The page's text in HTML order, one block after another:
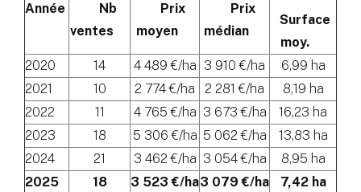
Année
Nb
ventes
Prix
moyen
Prix
médian
Surface
moy.
2020
14 4 489 €/ha 3 910 €/ha
6,99 ha
2021
10 2 774 €/ha 2 281 €/ha
8,19 ha
2022
11 4 765 €/ha 3 673 €/ha
16,23 ha
2023
18 5 306 €/ha 5 062 €/ha
13,83 ha
2024
21 3 462 €/ha 3 054 €/ha
8,95 ha
2025
18 3 523 €/ha3 079 €/ha 7,42 ha